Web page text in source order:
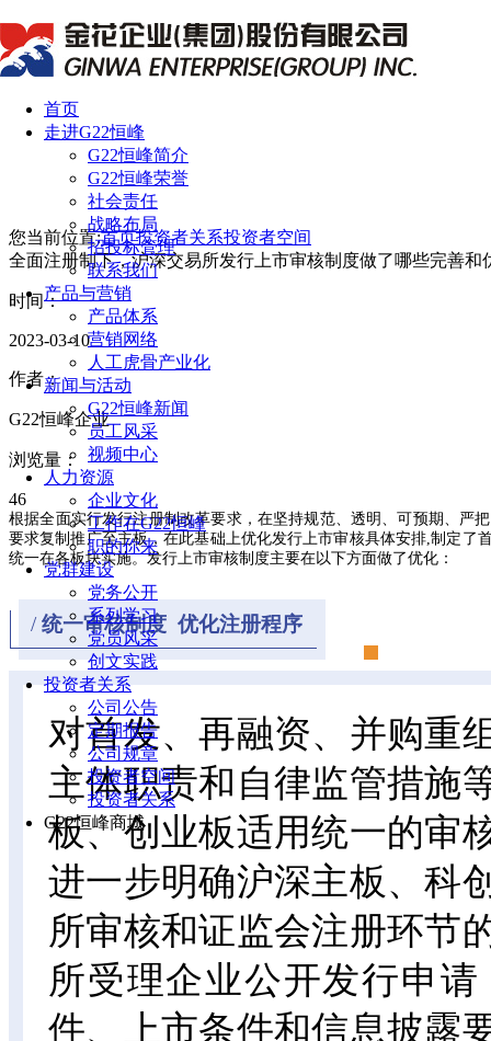
首页
走进G22恒峰
G22恒峰简介
G22恒峰荣誉
社会责任
战略布局
招投标管理
联系我们
产品与营销
产品体系
营销网络
人工虎骨产业化
新闻与活动
G22恒峰新闻
员工风采
视频中心
人力资源
企业文化
工作在G22恒峰
职的你来
党群建设
党务公开
系列学习
党员风采
创文实践
投资者关系
公司公告
定期报告
公司规章
投资者空间
投资者关系
G22恒峰商城
您当前位置:首页投资者关系投资者空间
全面注册制下，沪深交易所发行上市审核制度做了哪些完善和
时间：
2023-03-10
作者：
G22恒峰企业
浏览量：
46
根据全面实行发行注册制改革要求，在坚持规范、透明、可预期、严
要求复制推广至主板，在此基础上优化发行上市审核具体安排,制定
统一在各板块实施。发行上市审核制度主要在以下方面做了优化：
/ 统一审核制度 优化注册程序
对首发、再融资、并购重
主体职责和自律监管措施
板、创业板适用统一的审
进一步明确沪深主板、科
所审核和证监会注册环节
所受理企业公开发行申
件、上市条件和信息披露